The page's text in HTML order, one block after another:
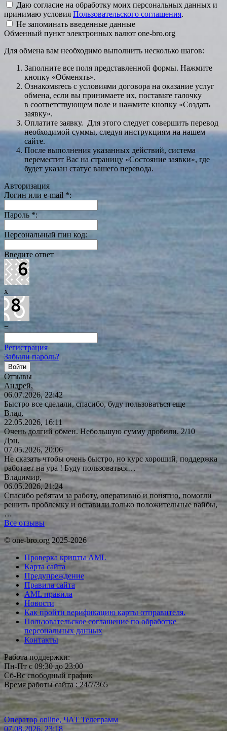
Даю согласие на обработку моих персональных данных и
принимаю условия Пользовательского соглашения.
Не запоминать введенные данные
Обменный пункт электронных валют one-bro.org
Для обмена вам необходимо выполнить несколько шагов:
Заполните все поля представленной формы. Нажмите
кнопку «Обменять».
Ознакомьтесь с условиями договора на оказание услуг
обмена, если вы принимаете их, поставьте галочку
в соответствующем поле и нажмите кнопку «Создать
заявку».
Оплатите заявку. Для этого следует совершить перевод
необходимой суммы, следуя инструкциям на нашем
сайте.
После выполнения указанных действий, система
переместит Вас на страницу «Состояние заявки», где
будет указан статус вашего перевода.
Авторизация
Логин или e-mail *:
Пароль *:
Персональный пин код:
Введите ответ
x
=
Регистрация
Забыли пароль?
Отзывы
Андрей,
06.07.2026, 22:42
Быстро все сделали, спасибо, буду пользоваться еще
Влад,
22.05.2026, 16:11
Очень долгий обмен. Небольшую сумму дробили. 2/10
Дэн,
07.05.2026, 20:06
Не сказать чтобы очень быстро, но курс хороший, поддержка
работает на ура ! Буду пользоваться…
Владимир,
06.05.2026, 21:24
Спасибо ребятам за работу, оперативно и понятно, помогли
решить проблемку и оставили только положительные вайбы,
…
Все отзывы
© one-bro.org 2025-2026
Проверка крипты AML
Карта сайта
Предупреждение
Правила сайта
AML правила
Новости
Как пройти верификацию карты отправителя.
Пользовательское соглашение по обработке
персональных данных
Контакты
Работа поддержки:
Пн-Пт с 09:30 до 23:00
Сб-Вс свободный график
Время работы сайта : 24/7/365
Оператор online, ЧАТ Телеграмм
07.08.2026, 23:18